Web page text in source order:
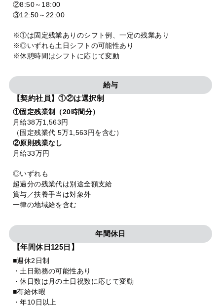
②8:50～18:00
③12:50～22:00
※①は固定残業ありのシフト例、一定の残業あり
※◎いずれも土日シフトの可能性あり
※休憩時間はシフトに応じて変動
給与
【契約社員】①②は選択制
①固定残業制（20時間分）
月給38万1,563円
（固定残業代 5万1,563円を含む）
②原則残業なし
月給33万円
◎いずれも
超過分の残業代は別途全額支給
賞与／扶養手当は対象外
一律の地域給を含む
年間休日
【年間休日125日】
■週休2日制
・土日勤務の可能性あり
・休日数は月の土日祝数に応じて変動
■有給休暇
・年10日以上